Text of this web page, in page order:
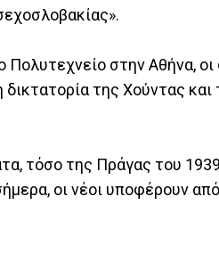
στην Αθήνα, οι
της Χούντας και
τόσο της Πράγας του
οι νέοι υποφέρουν